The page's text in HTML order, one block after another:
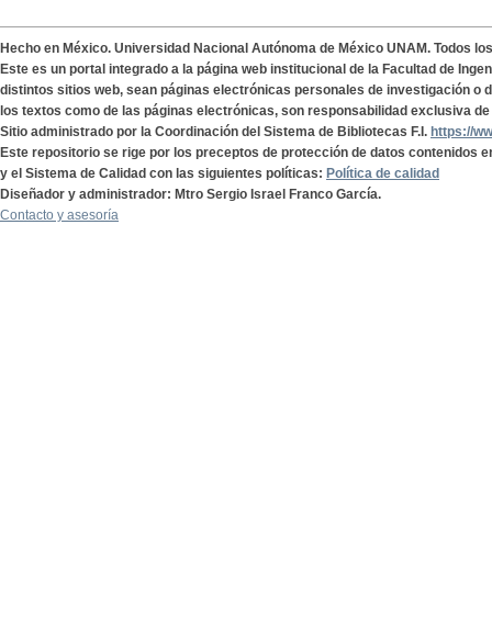
Hecho en México. Universidad Nacional Autónoma de México UNAM. Todos
Este es un portal integrado a la página web institucional de la Facultad de
distintos sitios web, sean páginas electrónicas personales de investigación o
los textos como de las páginas electrónicas, son responsabilidad exclusiva
Sitio administrado por la Coordinación del Sistema de Bibliotecas F.I. https://
Este repositorio se rige por los preceptos de protección de datos contenidos
y el Sistema de Calidad con las siguientes políticas: Política de calidad
Diseñador y administrador: Mtro Sergio Israel Franco García.
Contacto y asesoría